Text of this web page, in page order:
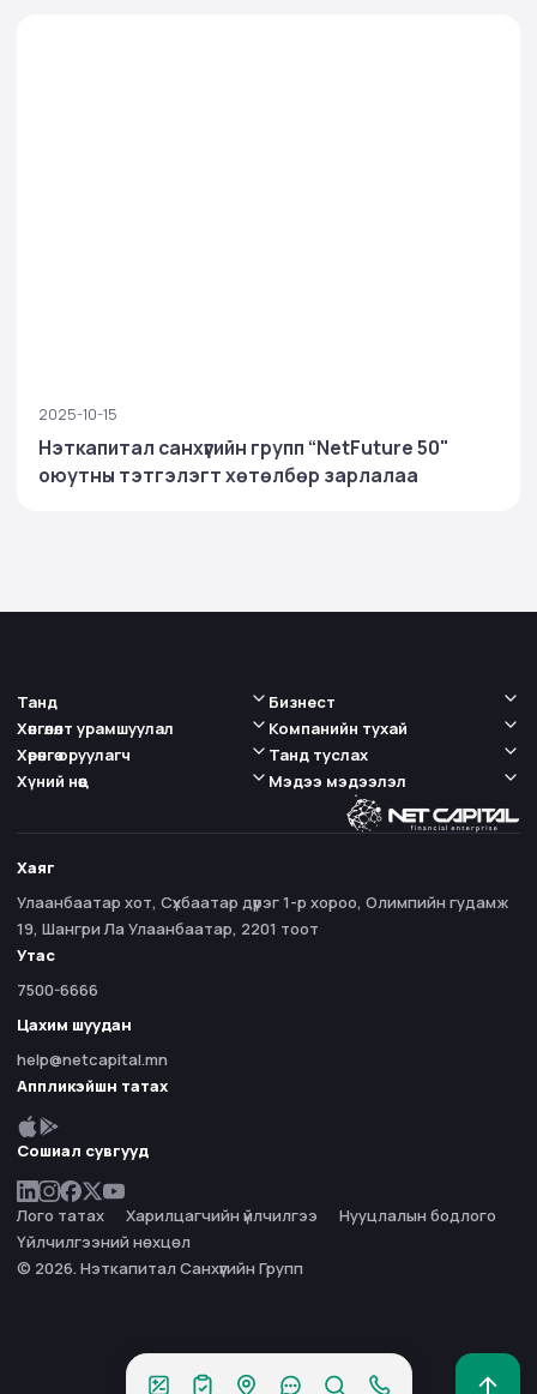
2025-10-15
Нэткапитал санхүүгийн групп “NetFuture 50"
оюутны тэтгэлэгт хөтөлбөр зарлалаа
Танд
Хөнгөлөлт урамшуулал
Бизнест
Компанийн тухай
Хөрөнгө оруулагч
Хүний нөөц
Танд туслах
Мэдээ мэдээлэл
Хаяг
Улаанбаатар хот, Сүхбаатар дүүрэг 1-р хороо, Олимпийн гудамж
19, Шангри Ла Улаанбаатар, 2201 тоот
Утас
7500-6666
Цахим шуудан
help@netcapital.mn
Аппликэйшн татах
Сошиал сувгууд
Лого татах Харилцагчийн үйлчилгээ
Нууцлалын бодлого
Үйлчилгээний нөхцөл
© 2026. Нэткапитал Санхүүгийн Групп